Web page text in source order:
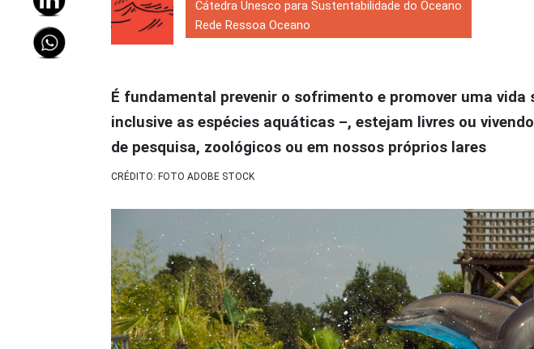
Cátedra Unesco para Sustentabilidade do Oceano
Rede Ressoa Oceano
É fundamental prevenir o sofrimento e promover uma
inclusive as espécies aquáticas –, estejam livres ou
de pesquisa, zoológicos ou em nossos próprios lares
CRÉDITO: FOTO ADOBE STOCK